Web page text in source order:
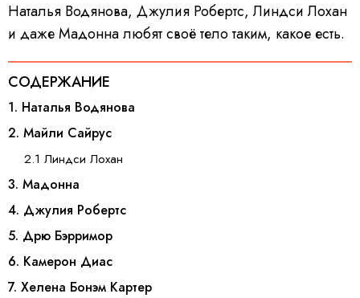
Наталья Водянова, Джулия Робертс, Линдси Лохан
и даже Мадонна любят своё тело таким, какое есть.
СОДЕРЖАНИЕ
1. Наталья Водянова
2. Майли Сайрус
2.1 Линдси Лохан
3. Мадонна
4. Джулия Робертс
5. Дрю Бэрримор
6. Камерон Диас
7. Хелена Бонэм Картер